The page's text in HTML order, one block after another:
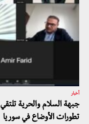
أخبار
جبهة السلام والحرية
تطورات الأوضاع في سوريا